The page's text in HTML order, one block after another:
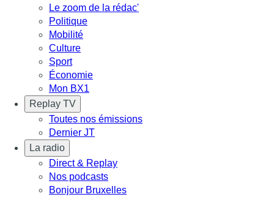
Le zoom de la rédac'
Politique
Mobilité
Culture
Sport
Économie
Mon BX1
Replay TV
Toutes nos émissions
Dernier JT
La radio
Direct & Replay
Nos podcasts
Bonjour Bruxelles